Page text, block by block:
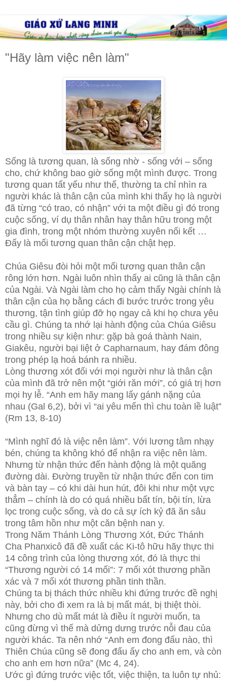
"Hãy làm việc nên làm"
Sống là tương quan, là sống nhờ - sống với – sống
cho, chứ không bao giờ sống một mình được. Trong
tương quan tất yếu như thế, thường ta chỉ nhìn ra
người khác là thân cận của mình khi thấy họ là người
đã từng “có trao, có nhận” với ta một điều gì đó trong
cuộc sống, ví dụ thân nhân hay thân hữu trong một
gia đình, trong một nhóm thường xuyên nối kết …
Đấy là mối tương quan thân cận chật hẹp.
Chúa Giêsu đòi hỏi một mối tương quan thân cận
rông lớn hơn. Ngài luôn nhìn thấy ai cũng là thân cận
của Ngài. Và Ngài làm cho họ cảm thấy Ngài chính là
thân cận của họ bằng cách đi bước trước trong yêu
thương, tận tình giúp đỡ họ ngay cả khi họ chưa yêu
cầu gì. Chúng ta nhớ lại hành động của Chúa Giêsu
trong nhiều sự kiện như: gặp bà goá thành Nain,
Giakêu, người bại liệt ở Capharnaum, hay đám đông
trong phép lạ hoá bánh ra nhiều.
Lòng thương xót đối với mọi người như là thân cận
của mình đã trở nên một “giới răn mới”, có giá trị hơn
mọi hy lễ. “Anh em hãy mang lấy gánh nặng của
nhau (Gal 6,2), bởi vì “ai yêu mến thì chu toàn lề luật”
(Rm 13, 8-10)
“Mình nghĩ đó là việc nên làm”. Với lương tâm nhạy
bén, chúng ta không khó để nhận ra việc nên làm.
Nhưng từ nhận thức đến hành động là một quãng
đường dài. Đường truyền từ nhận thức đến con tim
và bàn tay – có khi dài hun hút, đôi khi như một vực
thẳm – chính là do có quá nhiều bất tín, bội tín, lừa
lọc trong cuộc sống, và do cả sự ích kỷ đã ăn sâu
trong tâm hồn như một căn bệnh nan y.
Trong Năm Thánh Lòng Thương Xót, Đức Thánh
Cha Phanxicô đã đề xuất các Ki-tô hữu hãy thực thi
14 công trình của lòng thương xót, đó là thực thi
“Thương người có 14 mối”: 7 mối xót thương phần
xác và 7 mối xót thương phần tinh thần.
Chúng ta bị thách thức nhiều khi đứng trước đề nghị
này, bởi cho đi xem ra là bị mất mát, bị thiệt thòi.
Nhưng cho dù mất mát là điều ít người muốn, ta
cũng đừng vì thế mà dửng dưng trước nỗi đau của
người khác. Ta nên nhớ “Anh em đong đấu nào, thì
Thiên Chúa cũng sẽ đong đấu ấy cho anh em, và còn
cho anh em hơn nữa” (Mc 4, 24).
Ước gì đứng trước việc tốt, việc thiện, ta luôn tự nhủ: